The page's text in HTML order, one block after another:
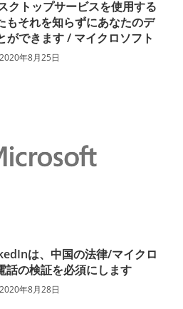
クトップサービスを使用する
もそれを知らずにあなたのデ
ができます / マイクロソフト
2020年8月25日
は、中国の法律/マイクロ
話の検証を必須にします
2020年8月28日